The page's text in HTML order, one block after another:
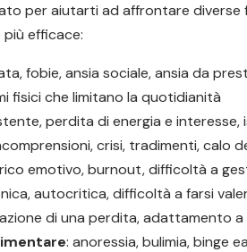
per aiutarti ad affrontare
efficace:
fobie, ansia sociale, ansia da
fisici che limitano la quotidianità
perdita di energia e interesse,
crisi, tradimenti, calo
emotivo, burnout, difficoltà a
autocritica, difficoltà a farsi
di una perdita, adattamento
: anoressia, bulimia, binge